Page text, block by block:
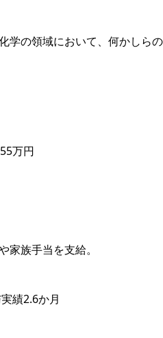
学の領域において、何かしら
万円
家族手当を支給。
績2.6か月